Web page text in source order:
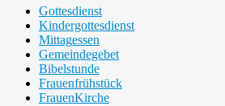
Gottesdienst
Kindergottesdienst
Mittagessen
Gemeindegebet
Bibelstunde
Frauenfrühstück
FrauenKirche